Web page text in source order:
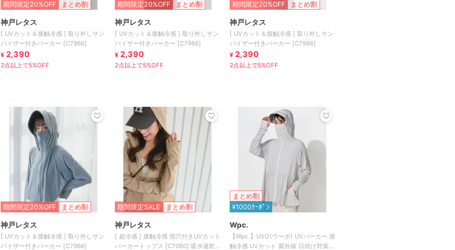
期間限定20%OFF まとめ割
神戸レタス
[ UVカット＆接触冷感 ] 取り外しサン
バイザー付きパーカー [C7966]
¥ 2,390
2点以上で5%OFF
期間限定20%OFF まとめ割
神戸レタス
[ UVカット＆接触冷感 ] 取り外しサン
バイザー付きパーカー [C7966]
¥ 2,390
2点以上で5%OFF
期間限定20%OFF まとめ割
神戸レタス
[ UVカット＆接触冷感 ] 取り外しサン
バイザー付きパーカー [C7966]
¥ 2,390
2点以上で5%OFF
期間限定20%OFF まとめ割
神戸レタス
[ UVカット＆接触冷感 ] 取り外しサン
バイザー付きパーカー [C7966]
期間限定SALE まとめ割
神戸レタス
[ 超冷感 ] 接触冷感 指穴付きUVカット
パーカートップス [C7060] 吸水速乾
まとめ割
¥1000ｸｰﾎﾟﾝ
Wpc.
【Wpc.】UVO(ウーボ) UVパーカー 接
触冷感 UVカット 紫外線 日焼け対策